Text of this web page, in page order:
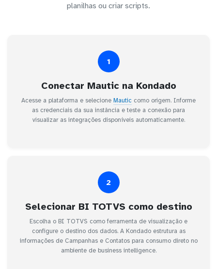
planilhas ou criar scripts.
1
Conectar Mautic na Kondado
Acesse a plataforma e selecione Mautic como origem. Informe
as credenciais da sua instância e teste a conexão para
visualizar as integrações disponíveis automaticamente.
2
Selecionar BI TOTVS como destino
Escolha o BI TOTVS como ferramenta de visualização e
configure o destino dos dados. A Kondado estrutura as
informações de Campanhas e Contatos para consumo direto no
ambiente de business intelligence.